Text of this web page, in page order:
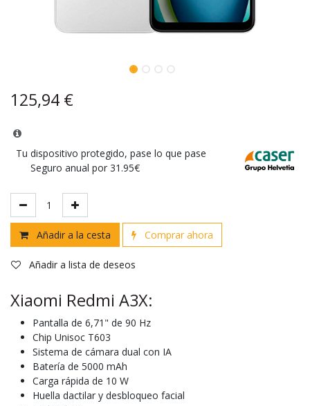
125,94 €
Tu dispositivo protegido, pase lo que pase
Seguro anual por 31.95€
Añadir a la cesta Comprar ahora
Añadir a lista de deseos
Xiaomi Redmi A3X:
Pantalla de 6,71" de 90 Hz
Chip Unisoc T603
Sistema de cámara dual con IA
Batería de 5000 mAh
Carga rápida de 10 W
Huella dactilar y desbloqueo facial